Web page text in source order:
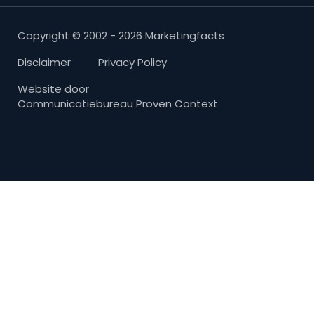
Copyright © 2002 - 2026 Marketingfacts
Disclaimer
Privacy Policy
Website door
Communicatiebureau Proven Context